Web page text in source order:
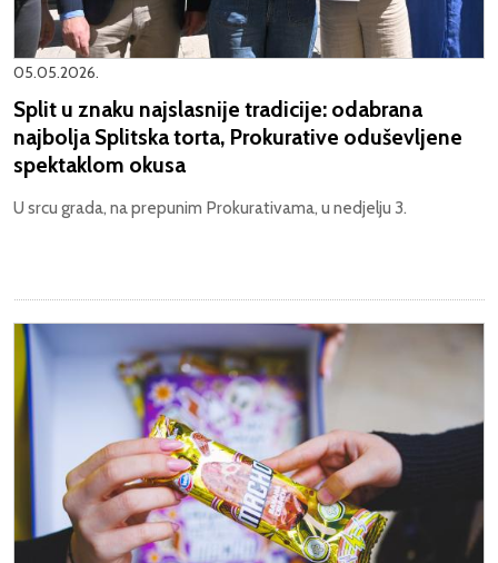
05.05.2026.
Split u znaku najslasnije tradicije: odabrana
najbolja Splitska torta, Prokurative oduševljene
spektaklom okusa
U srcu grada, na prepunim Prokurativama, u nedjelju 3.